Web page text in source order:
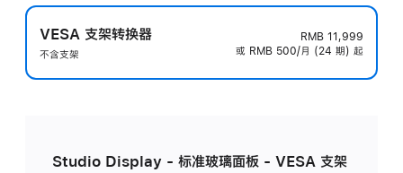
VESA 支架转换器
不含支架
RMB 11,999
或 RMB 500/月 (24 期) 起
Studio Display - 标准玻璃面板 - VESA 支架